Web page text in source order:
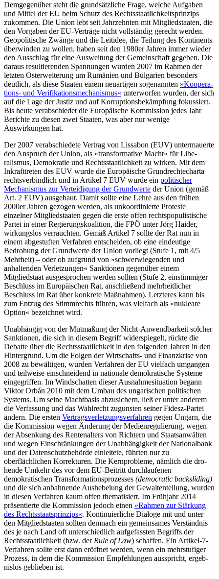
Demgegenüber steht die grundsätzliche Frage, welche Aufgaben
und Mittel der EU beim Schutz des Rechtsstaatlichkeitsprinzips
zukommen. Die Union lebt seit Jahr­zehnten mit Mitgliedstaaten, die
den Vor­gaben der EU-Verträge nicht vollständig gerecht werden.
Geopolitische Zwänge und die Leit­idee, die Teilung des Kontinents
überwinden zu wollen, haben seit den 1980er Jahren immer wieder
den Ausschlag für eine Ausweitung der Gemeinschaft ge­geben. Die
daraus resultierenden Spannungen wurden 2007 im Rahmen der
letzten Osterweiterung um Rumänien und Bulga­rien besonders
deutlich, als diese Staaten einem neuartigen sogenannten »Koopera­
tions- und Verifikationsmechanismus« unter­worfen wurden, der sich
auf die Lage der Justiz und auf Korruptionsbekämpfung fokussiert.
Bis heute verabschiedet die Euro­päische Kommission jedes Jahr
Berichte zu diesen zwei Staaten, was aber nur wenige
Auswirkungen hat.
Der 2007 verabschiedete Vertrag von Lissabon (EUV) untermauerte
den Anspruch der Union, als »transformative Macht« für Libe­
ralismus, Demokratie und Rechtsstaatlichkeit zu wirken. Mit dem
Inkrafttreten des EUV wurde die Europäische Grundrechte­charta
rechtsverbindlich und in Arti­kel 7 EUV wurde ein politischer
Mechanismus zur Verteidigung der Grundwerte der Union (gemäß
Art. 2 EUV) ausgebaut. Damit sollte eine Lehre aus den frühen
2000er Jahren gezogen werden, als unkoordinierte Proteste
einzelner Mitgliedstaaten gegen die erste offen rechtspopulistische
Partei in einer Regierungskoalition, die FPÖ unter Jörg Haider,
wirkungslos verrauchten. Ge­mäß Artikel 7 sollte der Rat nun in
einem abgestuften Verfahren entscheiden, ob eine eindeutige
Bedrohung der Grundwerte der Union vorliegt (Stufe 1, mit 4/5
Mehrheit) – oder ob aufgrund von »schwerwiegenden und
anhaltenden Verletzungen« Sanktionen gegenüber einem
Mitgliedstaat aus­gesprochen werden sollten (Stufe 2, ein­stimmiger
Beschluss im Europäischen Rat, anschließend mehrheitlicher
Beschluss im Rat über konkrete Maßnahmen). Letzteres kann bis
zum Entzug des Stimmrechts füh­ren, was viel­fach als »nukleare
Option« bezeichnet wird.
Unabhängig von der Mutmaßung der Nicht-Anwendbarkeit sol­cher
Sanktionen, die sich in diesem Begriff widerspiegelt, rückte die
Debatte über die Rechtsstaatlichkeit in den folgenden Jahren in den
Hinter­grund. Um die Folgen der Wirtschafts- und Finanz­krise von
2008 zu bewältigen, wur­den Verfahren der EU vielfach umgangen
und teilweise einschneidend in nationale demokratische Systeme
eingegriffen. Im Windschatten dieser Aus­nahmesituation begann
Viktor Orbán 2010 mit dem Umbau des ungarischen politischen
Systems. Um seine Machtbasis abzusichern, ließ er unter anderem
die Verfas­sung und das Wahlrecht zu­gunsten seiner Fidesz-Partei
ändern. Die ersten Vertragsverletzungsverfahren gegen Ungarn, die
die Kommission wegen Ände­rung der Medienregulierung, wegen
der Ab­senkung des Rentenalters von Richtern und Staatsanwälten
und wegen Einschränkungen der Unabhängigkeit der Nationalbank
und der Datenschutzbehörde einleitete, führten nur zu
oberflächlichen Korrekturen. Die Kernprobleme, nämlich die dro­
hen­de Umkehr des vor dem EU-Beitritt durchlaufenen
demokratischen Trans­forma­tionsprozesses (democratic backsliding)
und die sich anbahnende Aushebelung der Gewaltenteilung, wurden
in diesen Ver­fah­ren kaum offen thematisiert. Im Frühjahr 2014
präsentierte die Kommission jedoch einen »Rahmen zur Stärkung
des Rechtsstaatsprinzips«. Kontinuierliche Dialoge mit und unter
den Mitgliedstaaten sollten dem­nach ein gemeinsames Verständnis
des je nach Land oft unterschiedlich aufgefassten Begriffs der
Rechtsstaatlichkeit (bzw. derRule of Law) schaffen. Ein Artikel-7-
Verfah­ren sollte erst dann eröffnet werden, wenn ein mehrstufiger
Prozess, in dem die Kom­mission Empfehlungen ausspricht, er­geb­
nislos geblieben ist.